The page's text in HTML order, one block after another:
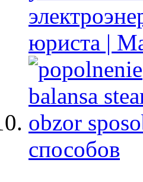
юриста |
способов